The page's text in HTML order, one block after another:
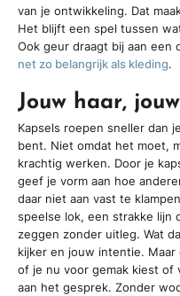
van je ontwikkeling. Dat
Het blijft een spel tussen
Ook geur draagt bij aan een
net zo belangrijk als kleding.
Jouw haar,
Kapsels roepen sneller dan
bent. Niet omdat het moet,
krachtig werken. Door je
geef je vorm aan hoe
daar niet aan vast te
speelse lok, een strakke lijn
zeggen zonder uitleg. Wat
kijker en jouw intentie.
of je nu voor gemak kiest of
aan het gesprek. Zonder